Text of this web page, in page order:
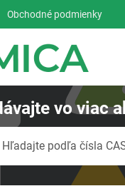
Obchodné podmienky
vo viac
Hľadajte podľa čísla